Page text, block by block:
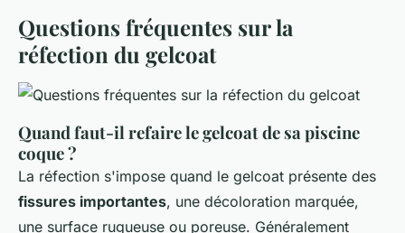
Questions fréquentes sur la
réfection du gelcoat
Quand faut-il refaire le gelcoat de sa piscine
coque ?
La réfection s'impose quand le gelcoat présente des
fissures importantes, une décoloration marquée,
une surface rugueuse ou poreuse. Généralement